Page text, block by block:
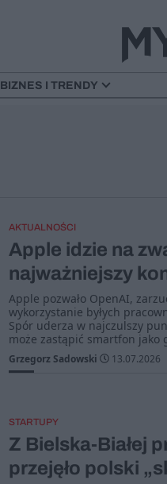
BIZNES I TRENDY
AKTUALNOŚCI
Apple idzie na
najważniejszy
Apple pozwało OpenAI,
wykorzystanie byłych
Spór uderza w najczulszy
może zastąpić smartfon
Grzegorz Sadowski 13.07.2026
STARTUPY
Z Bielska-Białej
przejęło polski